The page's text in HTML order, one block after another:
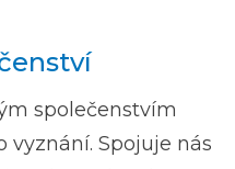
společenstvím
vyznání. Spojuje nás